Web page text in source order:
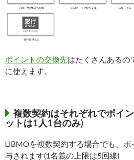
ポイントの交換先はたくさんあるの
に使えます。
複数契約はそれぞれでポイ
ットは1人1台のみ)
LIBMOを複数契約する場合でも、
与されます(1名義の上限は5回線)